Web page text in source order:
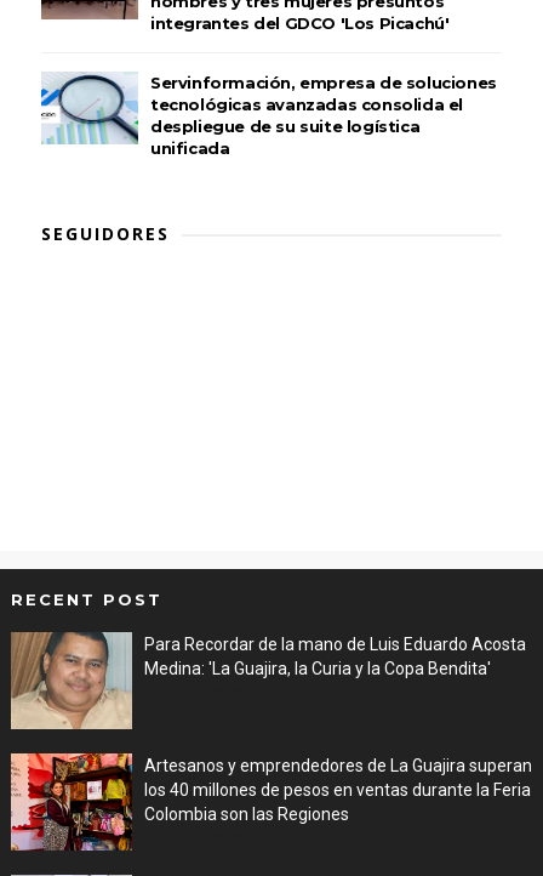
integrantes del GDCO 'Los Picachú'
Servinformación, empresa de soluciones
tecnológicas avanzadas consolida el
despliegue de su suite logística
unificada
SEGUIDORES
RECENT POST
Para Recordar de la mano de Luis Eduardo Acosta
Medina: 'La Guajira, la Curia y la Copa Bendita'
Artesanos y emprendedores de La Guajira superan
los 40 millones de pesos en ventas durante la Feria
Colombia son las Regiones